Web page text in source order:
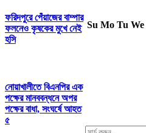
ফরিদপুরে পেঁয়াজের বাম্পার
ফলনেও কৃষকের মুখে নেই
হসি
নোয়াখালীতে বিএনপির এক
পক্ষের মানববন্ধনে অপর
পক্ষের বাধা, সংঘর্ষে আহত
৫
Su Mo Tu We
Search